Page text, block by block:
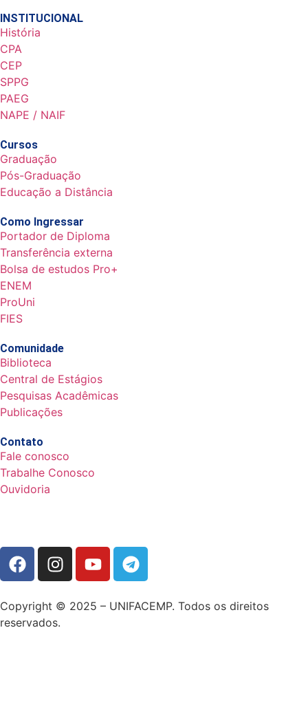
INSTITUCIONAL
História
CPA
CEP
SPPG
PAEG
NAPE / NAIF
Cursos
Graduação
Pós-Graduação
Educação a Distância
Como Ingressar
Portador de Diploma
Transferência externa
Bolsa de estudos Pro+
ENEM
ProUni
FIES
Comunidade
Biblioteca
Central de Estágios
Pesquisas Acadêmicas
Publicações
Contato
Fale conosco
Trabalhe Conosco
Ouvidoria
Copyright © 2025 – UNIFACEMP. Todos os direitos
reservados.